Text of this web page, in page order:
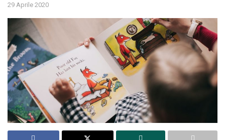
29 Aprile 2020